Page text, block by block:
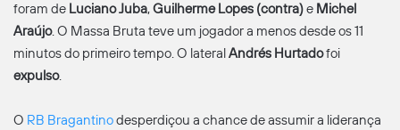
foram de Luciano Juba,Guilherme Lopes (contra)e Michel
Araújo. O Massa Bruta teve um jogador a menos desde os 11
minutos do primeiro tempo. O lateralAndrés Hurtadofoi
expulso.
O RB Bragantinodesperdiçou a chance de assumir a liderança